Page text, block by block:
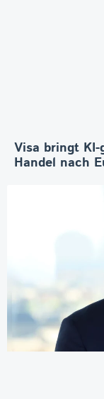
Visa bringt
Handel nach